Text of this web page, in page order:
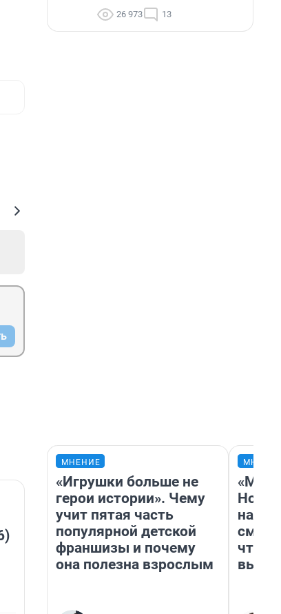
26 973 13
МНЕНИЕ
«Игрушки больше не
герои истории». Чему
учит пятая часть
популярной детской
франшизы и почему
она полезна взрослым
«Мы